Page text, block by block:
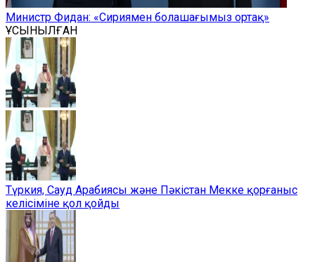
Министр Фидан: «Сириямен болашағымыз ортақ»
ҰСЫНЫЛҒАН
Түркия, Сауд Арабиясы және Пәкістан Мекке қорғаныс
келісіміне қол қойды